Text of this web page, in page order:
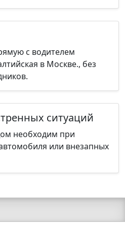
с водителем
в Москве., без
ситуаций
необходим при
или внезапных